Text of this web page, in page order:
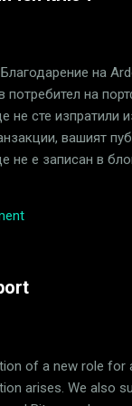
да завърши
всички
повече. Според
вида същества в
. Всички ка...
на
потребител на
не сте изпратили
вашият
не е записан в
само от 64-
на Ardor.World и
Моля
of a new role for
arises. We also